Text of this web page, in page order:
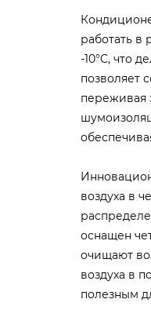
работать в
-10°C, что
позволяет
переживая
воздуха в
оснащен
очищают
воздуха в
полезным